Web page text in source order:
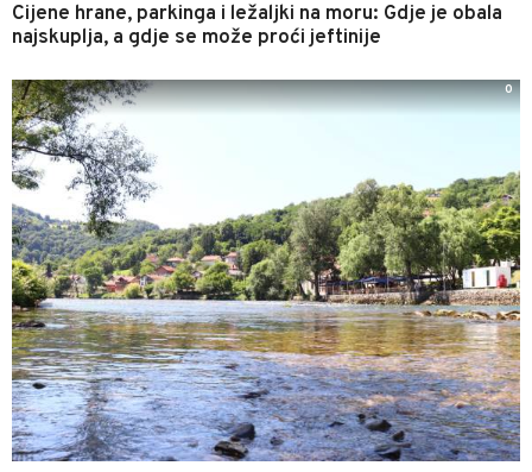
Cijene hrane, parkinga i ležaljki na moru: Gdje je obala
najskuplja, a gdje se može proći jeftinije
0